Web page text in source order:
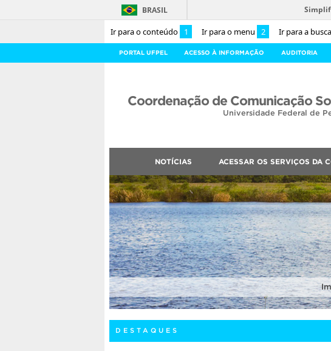
Ir para o conteúdo 1 Ir para o menu 2 Ir para a busca
BRASIL
PORTAL UFPEL ACESSO À INFORMAÇÃO AUDITORIA
Coordenação de Comunicação
Universidade Federal de
NOTÍCIAS ACESSAR OS SERVIÇOS DA
DESTAQUES